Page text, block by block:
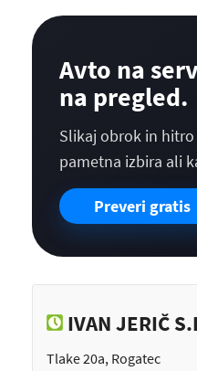
Avto na
na pregled.
Slikaj obrok in
pametna izbira ali
Preveri gratis
IVAN JERIČ
Tlake 20a, Rogatec